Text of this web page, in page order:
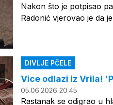
Nakon što je potpisao
Radonić vjerovao je da
DIVLJE PČELE
Vice odlazi iz Vrila!
05.06.2026 20:45
Rastanak se odigrao u